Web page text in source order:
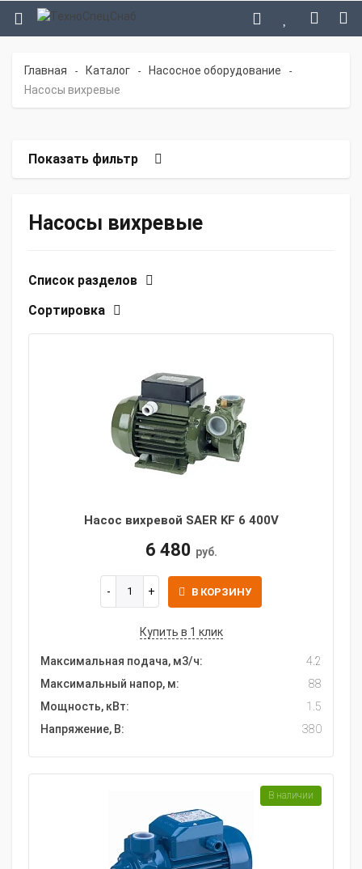
Главная - Каталог - Насосное оборудование -
Насосы вихревые
Показать фильтр
Насосы вихревые
Список разделов
Сортировка
Насос вихревой SAER KF 6 400V
6 480 руб.
В КОРЗИНУ
Купить в 1 клик
Максимальная подача, м3/ч:
4.2
Максимальный напор, м:
88
Мощность, кВт:
1.5
Напряжение, В:
380
В наличии